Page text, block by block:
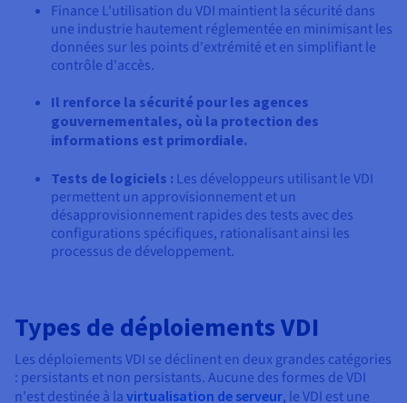
Finance L'utilisation du VDI maintient la sécurité dans
une industrie hautement réglementée en minimisant les
données sur les points d'extrémité et en simplifiant le
contrôle d'accès.
Il renforce la sécurité pour les agences
gouvernementales, où la protection des
informations est primordiale.
Tests de logiciels : Les développeurs utilisant le VDI
permettent un approvisionnement et un
désapprovisionnement rapides des tests avec des
configurations spécifiques, rationalisant ainsi les
processus de développement.
Types de déploiements VDI
Les déploiements VDI se déclinent en deux grandes catégories
: persistants et non persistants. Aucune des formes de VDI
n'est destinée à la virtualisation de serveur, le VDI est une